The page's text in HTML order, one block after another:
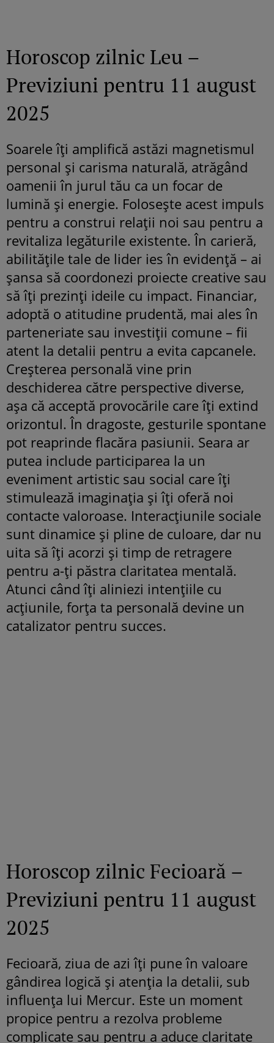
Horoscop zilnic Leu –
Previziuni pentru 11 august
2025
Soarele îți amplifică astăzi magnetismul
personal și carisma naturală, atrăgând
oamenii în jurul tău ca un focar de
lumină și energie. Folosește acest impuls
pentru a construi relații noi sau pentru a
revitaliza legăturile existente. În carieră,
abilitățile tale de lider ies în evidență – ai
șansa să coordonezi proiecte creative sau
să îți prezinți ideile cu impact. Financiar,
adoptă o atitudine prudentă, mai ales în
parteneriate sau investiții comune – fii
atent la detalii pentru a evita capcanele.
Creșterea personală vine prin
deschiderea către perspective diverse,
așa că acceptă provocările care îți extind
orizontul. În dragoste, gesturile spontane
pot reaprinde flacăra pasiunii. Seara ar
putea include participarea la un
eveniment artistic sau social care îți
stimulează imaginația și îți oferă noi
contacte valoroase. Interacțiunile sociale
sunt dinamice și pline de culoare, dar nu
uita să îți acorzi și timp de retragere
pentru a-ți păstra claritatea mentală.
Atunci când îți aliniezi intențiile cu
acțiunile, forța ta personală devine un
catalizator pentru succes.
Horoscop zilnic Fecioară –
Previziuni pentru 11 august
2025
Fecioară, ziua de azi îți pune în valoare
gândirea logică și atenția la detalii, sub
influența lui Mercur. Este un moment
propice pentru a rezolva probleme
complicate sau pentru a aduce claritate